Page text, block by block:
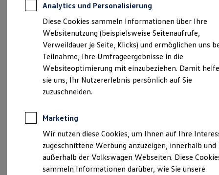
Kfz-Versicherung
Restschuldversicherungen
Garantien
Wartungsverträge
Geschäftskunden
Professional Class bei Volkswagen
Großkunden
Behörden
Direktkunden
Sonderfahrzeuge
Anpfiff zum Gewinn
Elektroautos
ID. Tutorials
Elektrofahrzeugkonzepte
Reichweite
Reichweite der ID. Modelle
Reichweite im Winter
Verantwortlich für die Inhalte auf dieser Seite ist die Autohaus
Bataille GmbH (Impressum & Rechtliches)
An der Vogelstange 93b, 52428 Jülich
info@autohaus-bataille.de
Montag
Sonntag
Geschlossen
Analytics und Personalisierung
Diese Cookies sammeln Informationen über Ihre
Websitenutzung (beispielsweise Seitenaufrufe,
Verweildauer je Seite, Klicks) und ermöglichen uns
Teilnahme, Ihre Umfrageergebnisse in die
Websiteoptimierung mit einzubeziehen. Damit
sie uns, Ihr Nutzererlebnis persönlich auf Sie
zuzuschneiden.
Marketing
Wir nutzen diese Cookies, um Ihnen auf Ihre
zugeschnittene Werbung anzuzeigen, innerhalb und
außerhalb der Volkswagen Webseiten. Diese
sammeln Informationen darüber, wie Sie unsere